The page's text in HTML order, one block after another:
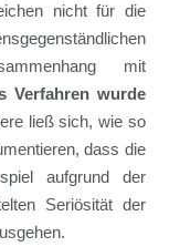
nicht für die
mit
Verfahren wurde
ließ sich, wie so
dass die
aufgrund der
Seriösitätder